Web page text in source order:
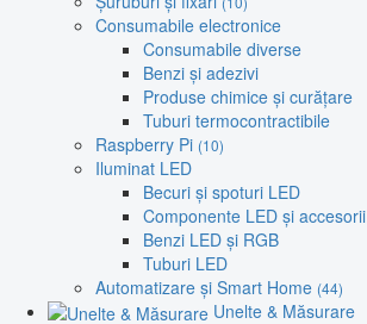
Consumabile electronice
Consumabile diverse
Benzi și adezivi
Produse chimice și curățare
Tuburi termocontractibile
Raspberry Pi (10)
Iluminat LED
Becuri și spoturi LED
Componente LED și accesorii
Benzi LED și RGB
Tuburi LED
Automatizare și Smart Home (44)
Unelte & Măsurare